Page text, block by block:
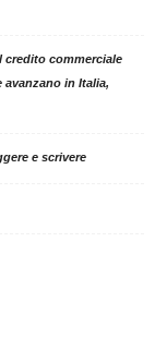
credito commerciale
avanzano in Italia,
e scrivere